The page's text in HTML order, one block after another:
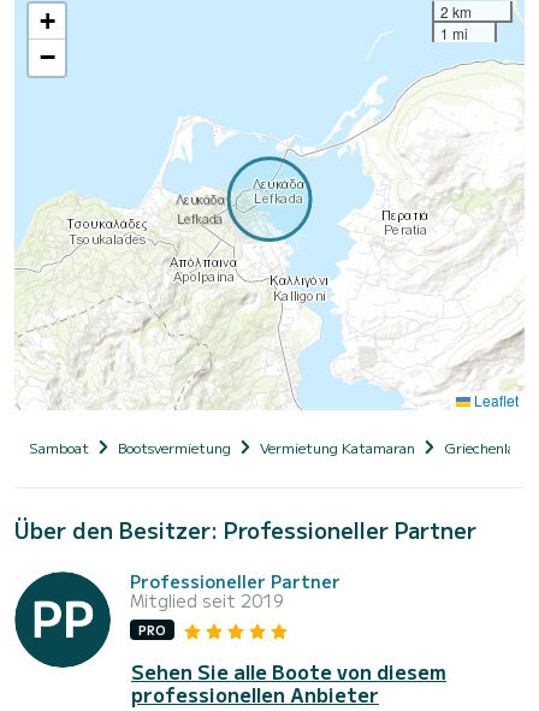
+
−
2 km
1 mi
Leaflet
Samboat Bootsvermietung Vermietung Katamaran Griechenland
Über den Besitzer: Professioneller Partner
Professioneller Partner
Mitglied seit 2019
PRO
Sehen Sie alle Boote von diesem
professionellen Anbieter